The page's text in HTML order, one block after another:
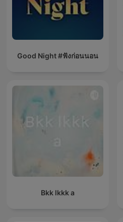
Good Night #ฟังก่อนนอน
Bkk lkkk a